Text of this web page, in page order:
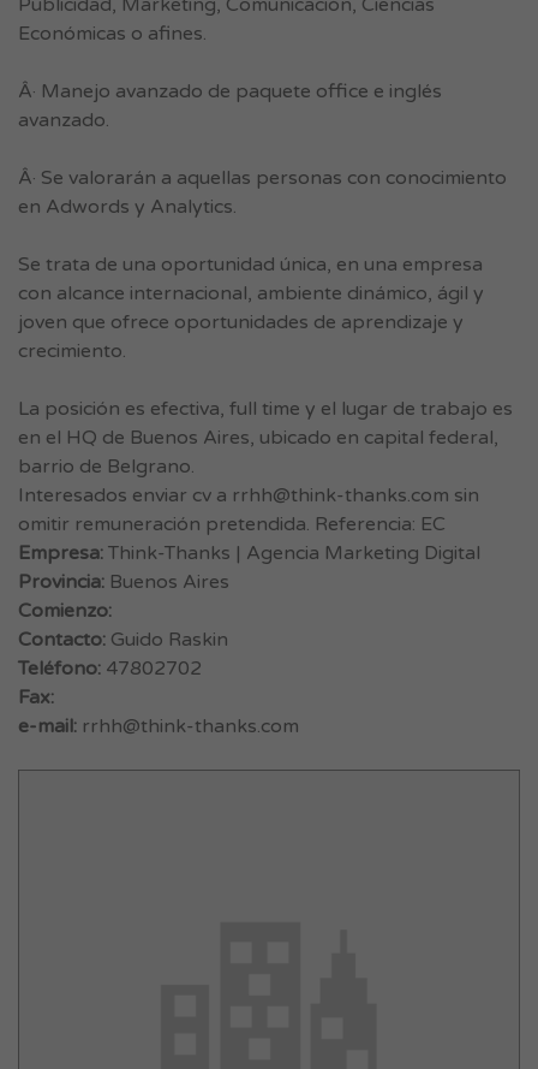
Publicidad, Marketing, Comunicación, Ciencias
Económicas o afines.
Â· Manejo avanzado de paquete office e inglés
avanzado.
Â· Se valorarán a aquellas personas con conocimiento
en Adwords y Analytics.
Se trata de una oportunidad única, en una empresa
con alcance internacional, ambiente dinámico, ágil y
joven que ofrece oportunidades de aprendizaje y
crecimiento.
La posición es efectiva, full time y el lugar de trabajo es
en el HQ de Buenos Aires, ubicado en capital federal,
barrio de Belgrano.
Interesados enviar cv a rrhh@think-thanks.com sin
omitir remuneración pretendida. Referencia: EC
Empresa: Think-Thanks | Agencia Marketing Digital
Provincia: Buenos Aires
Comienzo:
Contacto: Guido Raskin
Teléfono: 47802702
Fax:
e-mail: rrhh@think-thanks.com